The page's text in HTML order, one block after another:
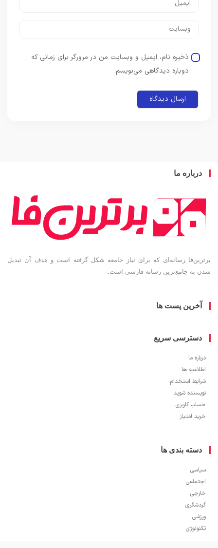
ذخیره نام، ایمیل و وبسایت من در مرورگر برای زمانی که
دوباره دیدگاهی می‌نویسم.
ما
رسانه‌ای که برای نیاز جامعه شکل گرفته است و هدف آن تبدیل
جامع‌ترین رسانه فارسی است.
پست ها
سریع
ها
استخدام
شوید
کاربری
امتیاز
بندی ها